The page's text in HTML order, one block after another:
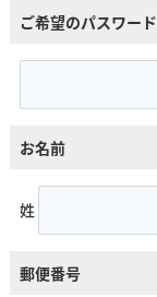
ご希望のパスワード
お名前
姓
郵便番号